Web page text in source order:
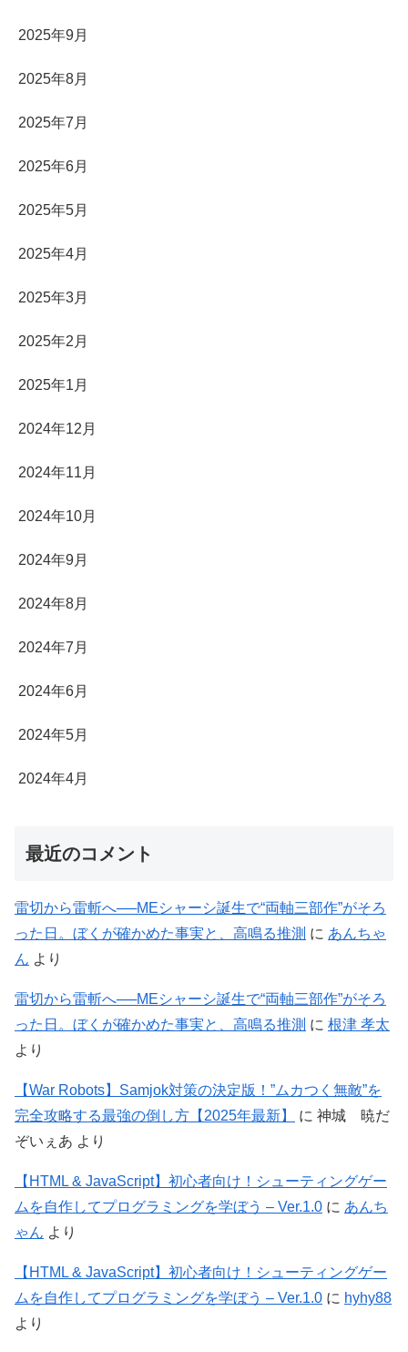
2025年9月
2025年8月
2025年7月
2025年6月
2025年5月
2025年4月
2025年3月
2025年2月
2025年1月
2024年12月
2024年11月
2024年10月
2024年9月
2024年8月
2024年7月
2024年6月
2024年5月
2024年4月
最近のコメント
雷切から雷斬へ──MEシャーシ誕生で“両軸三部作”がそろ
った日。ぼくが確かめた事実と、高鳴る推測 に あんちゃ
ん より
雷切から雷斬へ──MEシャーシ誕生で“両軸三部作”がそろ
った日。ぼくが確かめた事実と、高鳴る推測 に 根津 孝太
より
【War Robots】Samjok対策の決定版！”ムカつく無敵”を
完全攻略する最強の倒し方【2025年最新】
に 神城 暁だ
ぞいぇあ より
【HTML & JavaScript】初心者向け！シューティングゲー
ムを自作してプログラミングを学ぼう – Ver.1.0 に あんち
ゃん より
【HTML & JavaScript】初心者向け！シューティングゲー
ムを自作してプログラミングを学ぼう – Ver.1.0 に hyhy88
より